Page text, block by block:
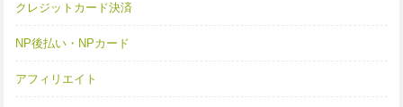
クレジットカード決済
NP後払い・NPカード
アフィリエイト